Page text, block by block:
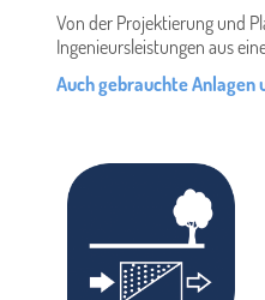
Von der Projektierung und
Ingenieursleistungen aus
Auch gebrauchte Anlagen